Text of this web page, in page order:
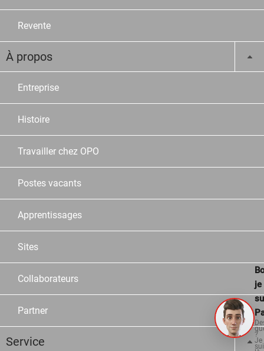
Revente
À propos
Entreprise
Histoire
Travailler chez OPO
Postes vacants
Apprentissages
Sites
Collaborateurs
Partner
Service
je
?
Je